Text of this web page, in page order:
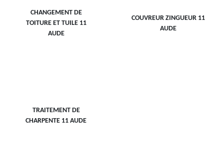
CHANGEMENT DE
TOITURE ET TUILE 11
AUDE
COUVREUR ZINGUEUR 11
AUDE
TRAITEMENT DE
CHARPENTE 11 AUDE